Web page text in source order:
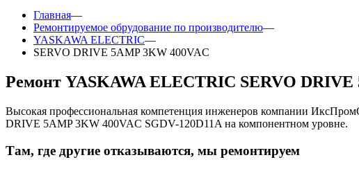
Главная—
Ремонтируемое обрудование по производителю—
YASKAWA ELECTRIC—
SERVO DRIVE 5AMP 3KW 400VAC
Ремонт YASKAWA ELECTRIC SERVO DRIVE
Высокая профессиональная компетенция инженеров компании
DRIVE 5AMP 3KW 400VAC SGDV-120D11A на компонентном уровне.
Там, где другие отказываются, мы ремонтируем